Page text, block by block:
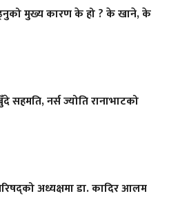
मुख्य कारण के हो ? के खाने, के
सहमति, नर्स ज्योति रानाभाटको
अध्यक्षमा डा. कादिर आलम